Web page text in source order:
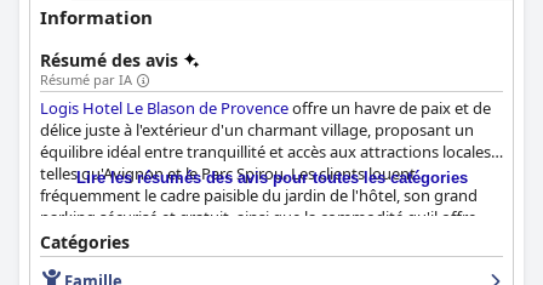
Information
Résumé des avis
Résumé par IA
Logis Hotel Le Blason de Provenceoffre un havre de paix et de
délice juste à l'extérieur d'un charmant village, proposant un
équilibre idéal entre tranquillité et accès aux attractions locales
telles qu'Avignon et le Parc Spirou. Les clients louent
fréquemment le cadre paisible du jardin de l'hôtel, son grand
parking sécurisé et gratuit, ainsi que la commodité qu'il offre
aux voyageurs en voiture. La propreté et l'ambiance sereine de
l'hôtel sont des atouts majeurs, complétés par l'hospitalité
Lire les résumés des avis pour toutes les catégories
Catégories